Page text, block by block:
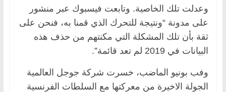
وعدلت تلك الخاصية. وتابعت فيسبوك عبر منشور
على مدونة “ونتيجة للتحرك الذي قمنا به، فنحن على
ثقة بأن تلك المشكلة التي مكنتهم من حذف هذه
البيانات في 2019 لم تعد قائمة”.
وفب بونيو الماضب، خسرت شركة جوجل العالمية
الجولة الاخيرة من معركتها مع السلطات الفرنسية